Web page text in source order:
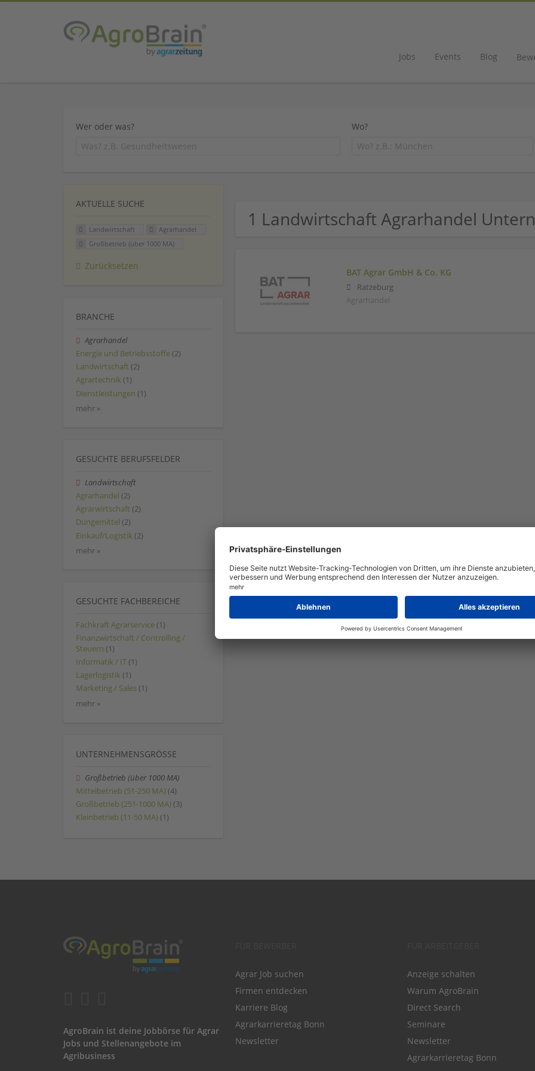
Jobs Events Blog
Wer oder was? Wo?
1 Landwirtschaft Agrarhandel
BAT Agrar GmbH & Co. KG
Ratzeburg
Agrarhandel
AKTUELLE SUCHE
Landwirtschaft
Agrarhandel
Großbetrieb (über 1000 MA)
Zurücksetzen
BRANCHE
Agrarhandel
Energie und Betriebsstoffe (2)
Landwirtschaft (2)
Agrartechnik (1)
Dienstleistungen (1)
mehr »
GESUCHTE BERUFSFELDER
Landwirtschaft
Agrarhandel (2)
Agrarwirtschaft (2)
Düngemittel (2)
Einkauf/Logistik (2)
mehr »
GESUCHTE FACHBEREICHE
Fachkraft Agrarservice (1)
Finanzwirtschaft / Controlling /
Steuern (1)
Informatik / IT (1)
Lagerlogistik (1)
Marketing / Sales (1)
mehr »
UNTERNEHMENSGRÖSSE
Großbetrieb (über 1000 MA)
Mittelbetrieb (51-250 MA) (4)
Großbetrieb (251-1000 MA) (3)
Kleinbetrieb (11-50 MA) (1)
AgroBrain ist deine Jobbörse für Agrar
Jobs und Stellenangebote im
Agribusiness
Agrar Job suchen
Firmen entdecken
Karriere Blog
Agrarkarrieretag Bonn
Newsletter
Anzeige schalten
Warum AgroBrain
Direct Search
Seminare
Newsletter
Agrarkarrieretag Bonn